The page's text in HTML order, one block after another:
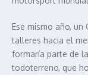
Ese mismo año,
talleres hacia el
formaría parte de
todoterreno, que